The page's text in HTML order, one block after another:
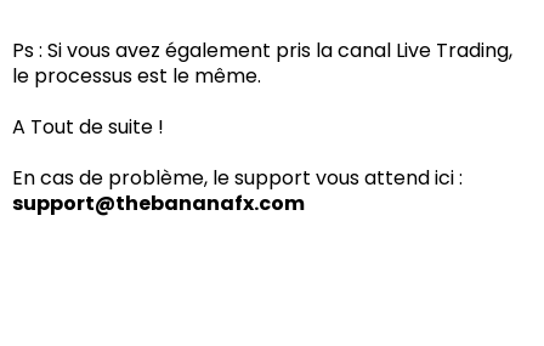
Ps : Si vous avez également pris la canal Live Trading,
le processus est le même.
A Tout de suite !
En cas de problème, le support vous attend ici :
support@thebananafx.com